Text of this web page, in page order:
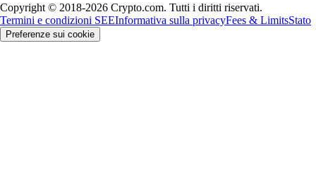
Copyright © 2018-2026 Crypto.com. Tutti i diritti riservati.
Termini e condizioni SEEInformativa sulla privacyFees & LimitsStato
Preferenze sui cookie